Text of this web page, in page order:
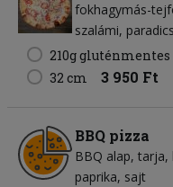
fokhagymás-
szalámi
210g gluténmentes
32 cm 3 950 Ft
BBQ pizza
BBQ alap tarja
paprika sajt